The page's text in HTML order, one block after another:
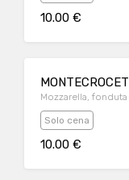
10.00 €
Mozzarella,
Solo cena
10.00 €